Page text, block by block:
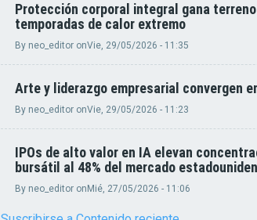
Protección corporal integral gana
temporadas de calor extremo
By neo_editoronVie, 29/05/2026 - 11:35
Arte y liderazgo empresarial convergen
By neo_editoronVie, 29/05/2026 - 11:23
IPOs de alto valor en IA elevan
bursátil al 48% del mercado
By neo_editoron Mié, 27/05/2026 - 11:06